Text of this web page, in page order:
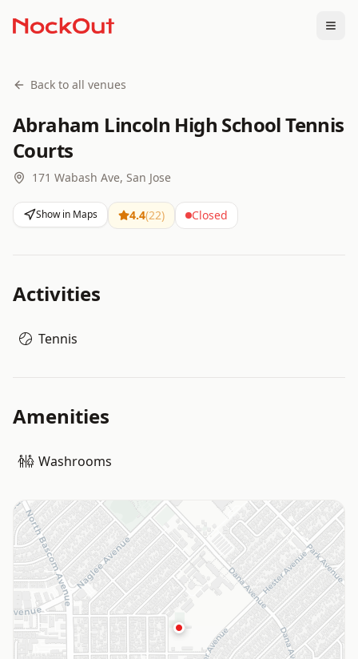
Back to all venues
Abraham Lincoln High School Tennis
Courts
171 Wabash Ave, San Jose
Show in Maps 4.4(22) Closed
Activities
Tennis
Amenities
Washrooms